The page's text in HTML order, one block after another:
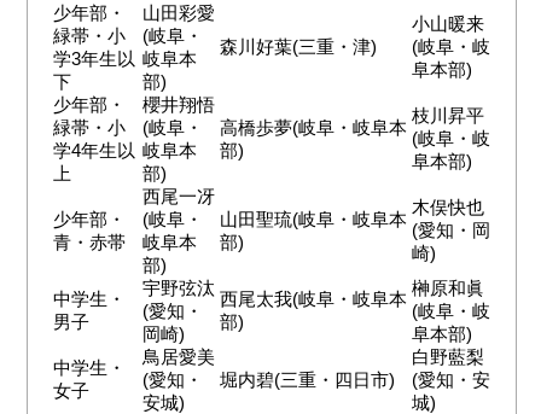
少年部・
緑帯・小
学3年生以
下
山田彩愛
(岐阜・
岐阜本
部)
森川好葉(三重・津)
小山暖来
(岐阜・岐
阜本部)
少年部・
緑帯・小
学4年生以
上
櫻井翔悟
(岐阜・
岐阜本
部)
高橋歩夢(岐阜・岐阜本
部)
枝川昇平
(岐阜・岐
阜本部)
少年部・
青・赤帯
西尾一冴
(岐阜・
岐阜本
部)
山田聖琉(岐阜・岐阜本
部)
木俣快也
(愛知・岡
崎)
中学生・
男子
宇野弦汰
(愛知・
岡崎)
西尾太我(岐阜・岐阜本
部)
榊原和眞
(岐阜・岐
阜本部)
中学生・
女子
鳥居愛美
(愛知・
安城)
堀内碧(三重・四日市)
白野藍梨
(愛知・安
城)